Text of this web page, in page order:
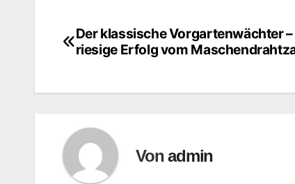
Beitragsnavigation
Der klassische Vorgartenwächter
riesige Erfolg vom
Vonadmin